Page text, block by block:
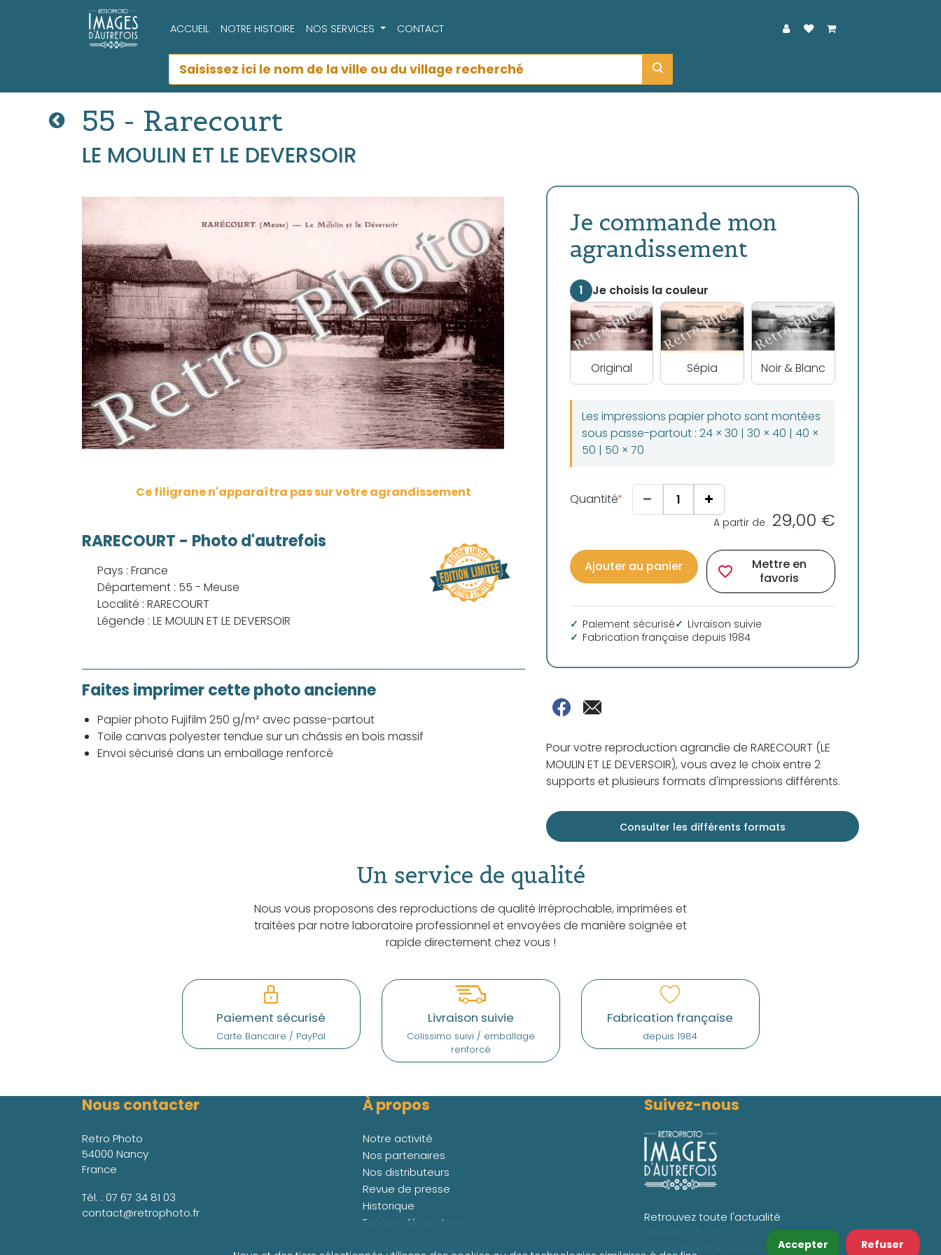
ACCUEIL NOTRE HISTOIRE NOS SERVICES CONTACT
Accepter Refuser
55 - Rarecourt
LE MOULIN ET LE DEVERSOIR
Ce filigrane n'apparaîtra pas sur votre agrandissement
Je commande mon
agrandissement
1 Je choisis la couleur
Original Sépia Noir & Blanc
Les impressions papier photo sont montées
sous passe-partout : 24 × 30 | 30 × 40 | 40 ×
50 | 50 × 70
Quantité
A partir de 29,00 €
Ajouter au panier favorite_border
Mettre en
favoris
Paiement sécurisé
Livraison suivie
Fabrication française depuis 1984
Pour votre reproduction agrandie de RARECOURT (LE
MOULIN ET LE DEVERSOIR), vous avez le choix entre 2
supports et plusieurs formats d'impressions différents.
Consulter les différents formats
RARECOURT - Photo d'autrefois
Pays : France
Département : 55 - Meuse
Localité : RARECOURT
Légende : LE MOULIN ET LE DEVERSOIR
Faites imprimer cette photo ancienne
Papier photo Fujifilm 250 g/m² avec passe-partout
Toile canvas polyester tendue sur un châssis en bois massif
Envoi sécurisé dans un emballage renforcé
Un service de qualité
Nous vous proposons des reproductions de qualité irréprochable, imprimées et
traitées par notre laboratoire professionnel et envoyées de manière soignée et
rapide directement chez vous !
Paiement sécurisé
Carte Bancaire / PayPal
Livraison suivie
Colissimo suivi / emballage
renforcé
Fabrication française
depuis 1984
Nous contacter
Retro Photo
54000 Nancy
France
Tél. : 07 67 34 81 03
contact@retrophoto.fr
À propos
Notre activité
Nos partenaires
Nos distributeurs
Revue de presse
Historique
Espace décorateurs
Nos conditions de vente
Suivez-nous
Retrouvez toute l'actualité